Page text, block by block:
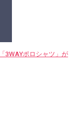
3WAYポロシャツ」が